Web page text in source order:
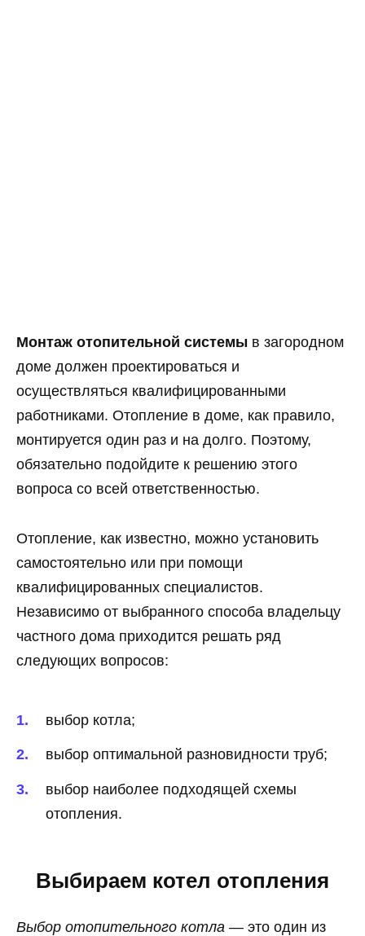
Монтаж отопительной системы в загородном
доме должен проектироваться и
осуществляться квалифицированными
работниками. Отопление в доме, как правило,
монтируется один раз и на долго. Поэтому,
обязательно подойдите к решению этого
вопроса со всей ответственностью.
Отопление, как известно, можно установить
самостоятельно или при помощи
квалифицированных специалистов.
Независимо от выбранного способа владельцу
частного дома приходится решать ряд
следующих вопросов:
выбор котла;
выбор оптимальной разновидности труб;
выбор наиболее подходящей схемы
отопления.
Выбираем котел отопления
Выбор отопительного котла — это один из